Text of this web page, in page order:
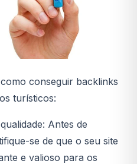
conseguir backlinks
turísticos:
Antes de
se de que o seu site
e valioso para os